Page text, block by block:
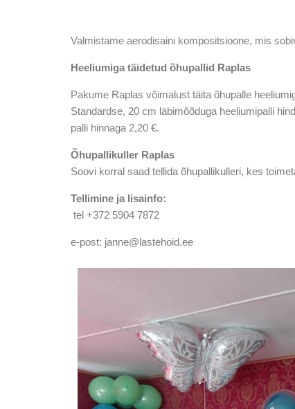
Valmistame aerodisaini kompositsioone, mis
Heeliumiga täidetud õhupallid Raplas
Pakume Raplas võimalust täita õhupalle
Standardse, 20 cm läbimõõduga heeliumipalli
palli hinnaga 2,20 €.
Õhupallikuller Raplas
Soovi korral saad tellida õhupallikulleri, kes
Tellimine ja lisainfo:
tel +372 5904 7872
e-post: janne@lastehoid.ee